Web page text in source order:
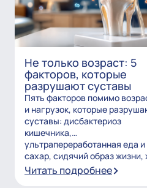
Не только возраст: 5
факторов, которые
разрушают суставы
Пять факторов помимо
и нагрузок, которые
суставы: дисбактериоз
кишечника,
ультрапереработанная еда и
сахар, сидячий образ жизни,
Читать подробнее